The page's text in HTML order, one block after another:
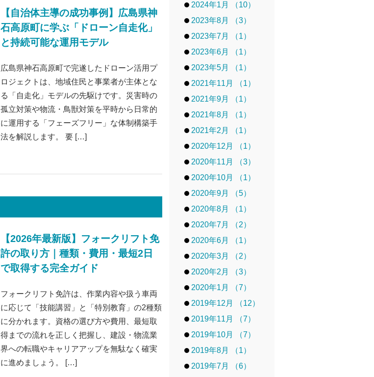
【自治体主導の成功事例】広島県神
石高原町に学ぶ「ドローン自走化」
と持続可能な運用モデル
広島県神石高原町で完遂したドローン活用プ
ロジェクトは、地域住民と事業者が主体とな
る「自走化」モデルの先駆けです。災害時の
孤立対策や物流・鳥獣対策を平時から日常的
に運用する「フェーズフリー」な体制構築手
法を解説します。 要 […]
【2026年最新版】フォークリフト免
許の取り方｜種類・費用・最短2日
で取得する完全ガイド
フォークリフト免許は、作業内容や扱う車両
に応じて「技能講習」と「特別教育」の2種類
に分かれます。資格の選び方や費用、最短取
得までの流れを正しく把握し、建設・物流業
界への転職やキャリアアップを無駄なく確実
に進めましょう。 […]
2024年1月 （10）
2023年8月 （3）
2023年7月 （1）
2023年6月 （1）
2023年5月 （1）
2021年11月 （1）
2021年9月 （1）
2021年8月 （1）
2021年2月 （1）
2020年12月 （1）
2020年11月 （3）
2020年10月 （1）
2020年9月 （5）
2020年8月 （1）
2020年7月 （2）
2020年6月 （1）
2020年3月 （2）
2020年2月 （3）
2020年1月 （7）
2019年12月 （12）
2019年11月 （7）
2019年10月 （7）
2019年8月 （1）
2019年7月 （6）